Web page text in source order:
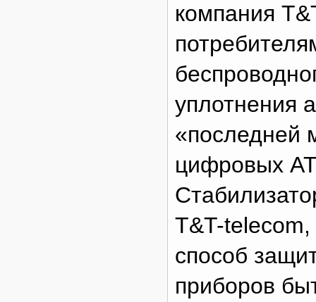
компания
уплотнения
«последней
цифровых
T&T-
способ
приборов